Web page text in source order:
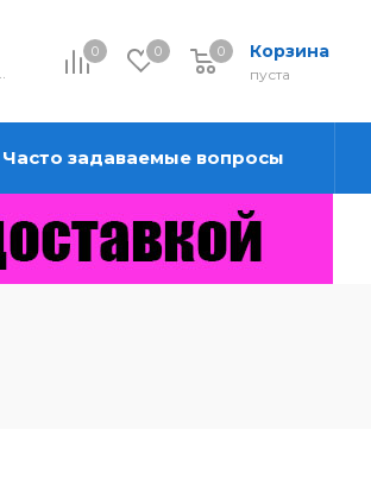
0 0 Корзина
0
пуста
0
Часто задаваемые вопросы